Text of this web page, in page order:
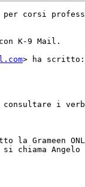
per corsi
K-9 Mail.
> ha scritto:
consultare i
la Grameen
chiama Angelo